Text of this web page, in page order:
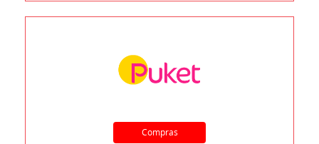
Compras